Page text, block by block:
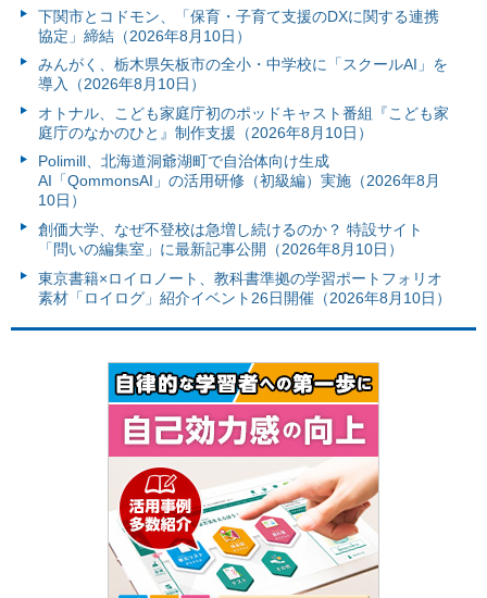
下関市とコドモン、「保育・子育て支援のDXに関する連携
協定」締結（2026年8月10日）
みんがく、栃木県矢板市の全小・中学校に「スクールAI」を
導入（2026年8月10日）
オトナル、こども家庭庁初のポッドキャスト番組『こども家
庭庁のなかのひと』制作支援（2026年8月10日）
Polimill、北海道洞爺湖町で自治体向け生成
AI「QommonsAI」の活用研修（初級編）実施（2026年8月
10日）
創価大学、なぜ不登校は急増し続けるのか？ 特設サイト
「問いの編集室」に最新記事公開（2026年8月10日）
東京書籍×ロイロノート、教科書準拠の学習ポートフォリオ
素材「ロイログ」紹介イベント26日開催（2026年8月10日）